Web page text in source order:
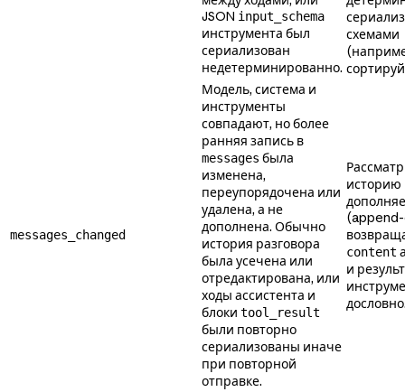
JSON input_schema
инструмента был
сериализован
недетерминированно.
схемами
messages_changed
Модель, система и
инструменты
совпадают, но более
ранняя запись в
messages была
изменена,
переупорядочена или
удалена, а не
дополнена. Обычно
история разговора
была усечена или
отредактирована, или
ходы ассистента и
блоки tool_result
были повторно
сериализованы иначе
при повторной
отправке.
историю
content
и